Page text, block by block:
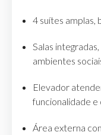
4 suítes amplas,
Salas
ambientes
Elevador
funcionalidade
Área externa